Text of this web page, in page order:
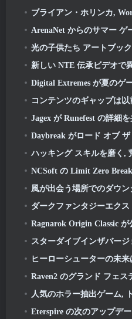
ブライアン・ホリンカ, World Of Warcraft の元 PvP デザイ
ArenaNet からのサマー ゲ
光の子供たち アートブック
新しい NTE 伝承ビデオで異常性を説明, 待って,
Digital Extremes が夏のゲ
コンテンツのギャップは
Jagex が Runefest の詳細を共有 2026,
Daybreak がロード オブ ザ リング オンラ
ハッキング スキルを磨く, 荒波
NCSoft の Limit Zero Breakers プレビューは、今後の
風が出会う場所でのダウンタイムに陰謀を暴
ダークファンタジーエクストラクションゲームのオ
Ragnarok Origin Classic が公正な MMORPG
スターダイブインザバージ
ヒーローシューターの未来はF2Pライ
Raven2 のグランド フェスティバル アップデートが
人気のホラー抽出ゲーム, ト
Eterspire の次のアップデートで感染